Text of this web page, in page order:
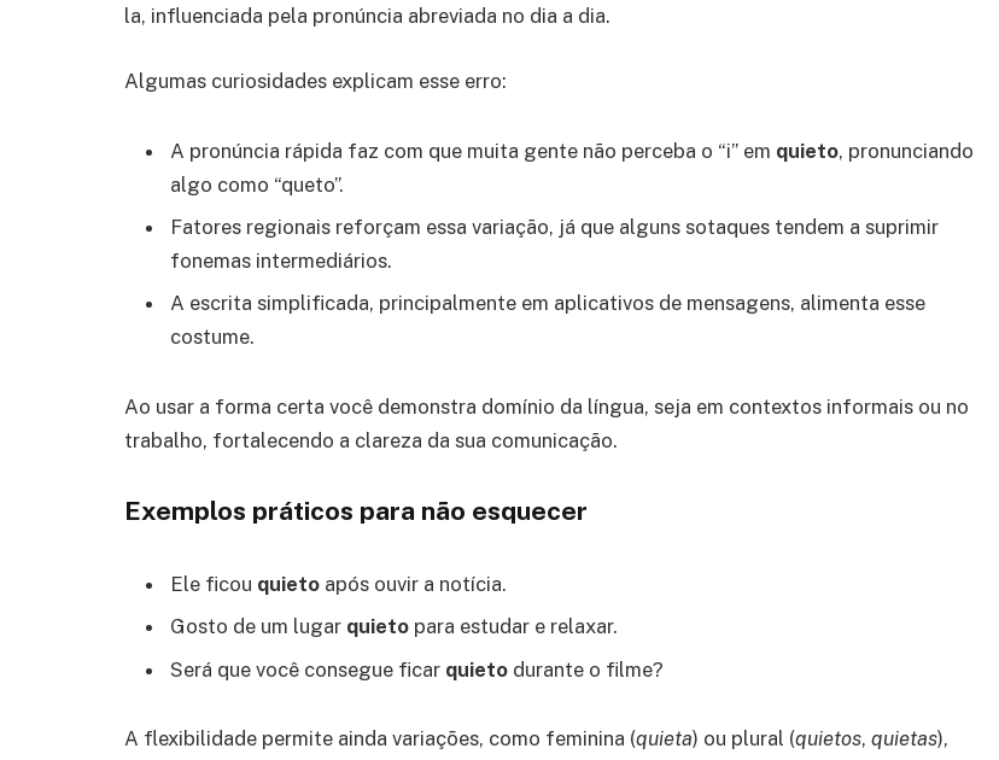
la, influenciada pela pronúncia abreviada no dia a dia.
Algumas curiosidades explicam esse erro:
A pronúncia rápida faz com que muita gente não perceba o “i” em quieto, pronunciando
algo como “queto”.
Fatores regionais reforçam essa variação, já que alguns sotaques tendem a suprimir
fonemas intermediários.
A escrita simplificada, principalmente em aplicativos de mensagens, alimenta esse
costume.
Ao usar a forma certa você demonstra domínio da língua, seja em contextos informais ou no
trabalho, fortalecendo a clareza da sua comunicação.
Exemplos práticos para não esquecer
Ele ficou quieto após ouvir a notícia.
Gosto de um lugar quieto para estudar e relaxar.
Será que você consegue ficar quieto durante o filme?
A flexibilidade permite ainda variações, como feminina (quieta) ou plural (quietos, quietas),